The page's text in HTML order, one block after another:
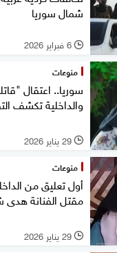
شمال سوريا
l 6 فبراير 2026
منوعات
سوريا.. اعتقال
والداخلية تكشف
l 29 يناير 2026
منوعات
أول تعليق من
مقتل الفنانة
l 29 يناير 2026